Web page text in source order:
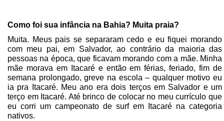
Como foi sua infância na Bahia? Muita praia?
Muita. Meus pais se separaram cedo e eu fiquei morando
com meu pai, em Salvador, ao contrário da maioria das
pessoas na época, que ficavam morando com a mãe. Minha
mãe morava em Itacaré e então em férias, feriado, fim de
semana prolongado, greve na escola – qualquer motivo eu
ia pra Itacaré. Meu ano era dois terços em Salvador e um
terço em Itacaré. Até brinco de colocar no meu currículo que
eu corri um campeonato de surf em Itacaré na categoria
nativos.